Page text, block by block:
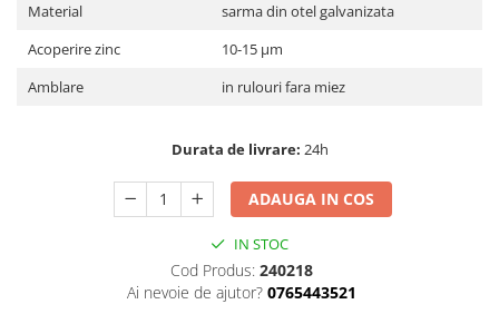
Utilaje agricole
Motocultoare
Motocositori
Granulatoare furaje
Semanatori manuale
Tocatori vegetatie
Material
sarma din otel galvanizata
Acoperire zinc
10-15 μm
Amblare
in rulouri fara miez
Durata de livrare: 24h
ADAUGA IN COS
IN STOC
Cod Produs: 240218
Ai nevoie de ajutor? 0765443521